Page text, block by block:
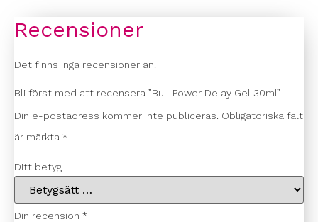
Recensioner
Det finns inga recensioner än.
Bli först med att recensera ”Bull Power Delay Gel 30ml”
Din e-postadress kommer inte publiceras. Obligatoriska fält
är märkta *
Ditt betyg
Din recension *